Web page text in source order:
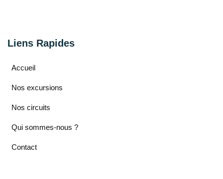
Liens Rapides
Accueil
Nos excursions
Nos circuits
Qui sommes-nous ?
Contact